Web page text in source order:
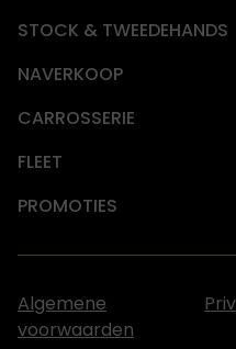
STOCK & TWEEDEHANDS
NAVERKOOP
CARROSSERIE
FLEET
PROMOTIES
Algemene
voorwaarden